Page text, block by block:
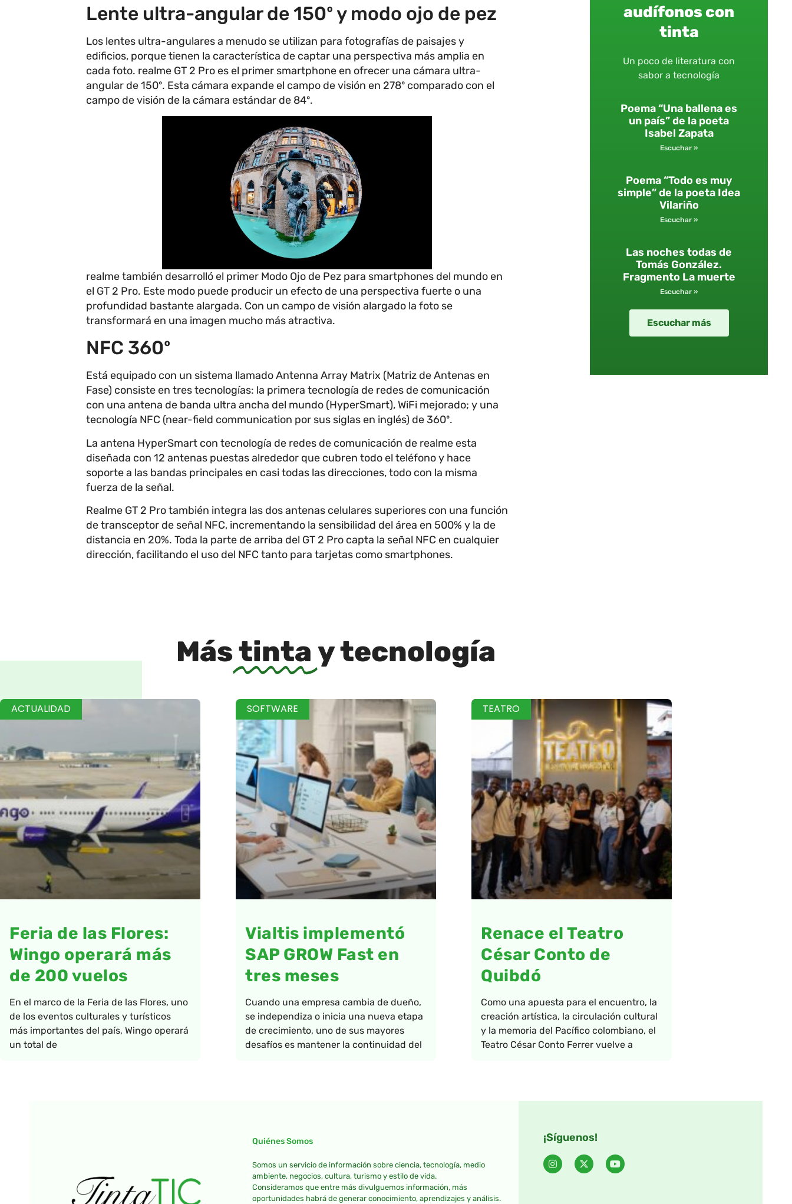
Lente ultra-angular de 150º y modo ojo de pez
Los lentes ultra-angulares a menudo se utilizan para fotografías de paisajes y
edificios, porque tienen la característica de captar una perspectiva más amplia en
cada foto. realme GT 2 Pro es el primer smartphone en ofrecer una cámara ultra-
angular de 150º. Esta cámara expande el campo de visión en 278º comparado con el
campo de visión de la cámara estándar de 84º.
realme también desarrolló el primer Modo Ojo de Pez para smartphones del mundo en
el GT 2 Pro. Este modo puede producir un efecto de una perspectiva fuerte o una
profundidad bastante alargada. Con un campo de visión alargado la foto se
transformará en una imagen mucho más atractiva.
NFC 360º
Está equipado con un sistema llamado Antenna Array Matrix (Matriz de Antenas en
Fase) consiste en tres tecnologías: la primera tecnología de redes de comunicación
con una antena de banda ultra ancha del mundo (HyperSmart), WiFi mejorado; y una
tecnología NFC (near-field communication por sus siglas en inglés) de 360º.
La antena HyperSmart con tecnología de redes de comunicación de realme esta
diseñada con 12 antenas puestas alrededor que cubren todo el teléfono y hace
soporte a las bandas principales en casi todas las direcciones, todo con la misma
fuerza de la señal.
Realme GT 2 Pro también integra las dos antenas celulares superiores con una función
de transceptor de señal NFC, incrementando la sensibilidad del área en 500% y la de
distancia en 20%. Toda la parte de arriba del GT 2 Pro capta la señal NFC en cualquier
dirección, facilitando el uso del NFC tanto para tarjetas como smartphones.
audífonos con
tinta
Un poco de literatura con
sabor a tecnología
Poema “Una ballena es
un país” de la poeta
Isabel Zapata
Escuchar »
Poema “Todo es muy
simple” de la poeta Idea
Vilariño
Escuchar »
Las noches todas de
Tomás González.
Fragmento La muerte
Escuchar »
Escuchar más
Mástinta y tecnología
ACTUALIDAD
Feria de las Flores:
Wingo operará más
de 200 vuelos
En el marco de la Feria de las Flores, uno
de los eventos culturales y turísticos
más importantes del país, Wingo operará
un total de
SOFTWARE
Vialtis implementó
SAP GROW Fast en
tres meses
Cuando una empresa cambia de dueño,
se independiza o inicia una nueva etapa
de crecimiento, uno de sus mayores
desafíos es mantener la continuidad del
TEATRO
Renace el Teatro
César Conto de
Quibdó
Como una apuesta para el encuentro, la
creación artística, la circulación cultural
y la memoria del Pacífico colombiano, el
Teatro César Conto Ferrer vuelve a
Quiénes Somos
Somos un servicio de información sobre ciencia, tecnología, medio
ambiente, negocios, cultura, turismo y estilo de vida.
Consideramos que entre más divulguemos información, más
oportunidades habrá de generar conocimiento, aprendizajes y análisis.
¡Síguenos!